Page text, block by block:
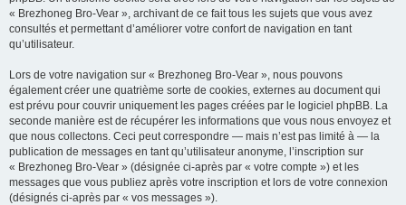
« Brezhoneg Bro-Vear », archivant de ce fait tous les sujets que vous avez
consultés et permettant d’améliorer votre confort de navigation en tant
qu’utilisateur.
Lors de votre navigation sur « Brezhoneg Bro-Vear », nous pouvons
également créer une quatrième sorte de cookies, externes au document qui
est prévu pour couvrir uniquement les pages créées par le logiciel phpBB. La
seconde manière est de récupérer les informations que vous nous envoyez et
que nous collectons. Ceci peut correspondre — mais n’est pas limité à — la
publication de messages en tant qu’utilisateur anonyme, l’inscription sur
« Brezhoneg Bro-Vear » (désignée ci-après par « votre compte ») et les
messages que vous publiez après votre inscription et lors de votre connexion
(désignés ci-après par « vos messages »).